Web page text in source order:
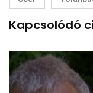
Kapcsolódó